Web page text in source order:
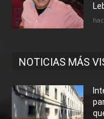
NOTICIAS MÁS